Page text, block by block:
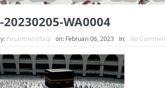
20230205-WA0004
Pesantren Irtaqi on: Februari 06, 2023 In: No